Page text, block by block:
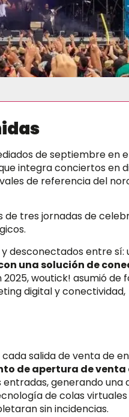
de septiembre en
integra conciertos en
de referencia del
de tres jornadas de
desconectados entre sí:
una solución de
2025, woutick! asumió de
digital y conectividad,
salida de venta de
de apertura de venta
generando una
de colas
sin incidencias.